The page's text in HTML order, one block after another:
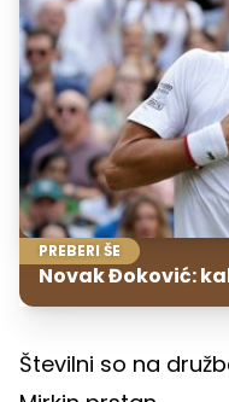
PREBERI ŠE
Novak Đoković:
Številni so na